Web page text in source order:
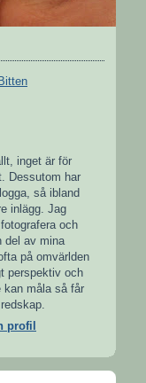
Bitten
inget är för
Dessutom har
så ibland
inlägg. Jag
och
del av mina
på omvärlden
perspektiv och
kan måla så får
profil